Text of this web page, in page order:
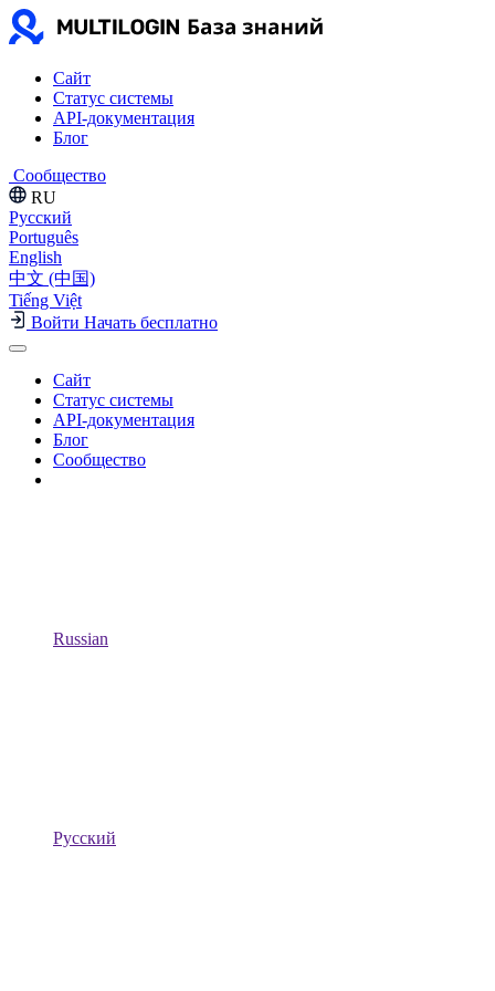
Сайт
Статус системы
API-документация
Блог
Сообщество
RU
Русский
Português
English
中文 (中国)
Tiếng Việt
Войти Начать бесплатно
Сайт
Статус системы
API-документация
Блог
Сообщество
Russian
Русский